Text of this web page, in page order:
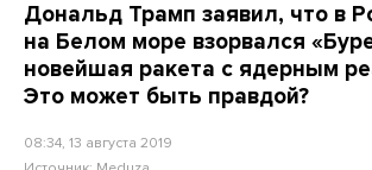
Дональд Трамп заявил, что в
на Белом море взорвался
новейшая ракета с ядерным
Это может быть правдой?
08:34, 13 августа 2019